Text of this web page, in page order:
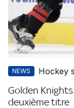
NEWS Hockey
Golden
deuxième titre